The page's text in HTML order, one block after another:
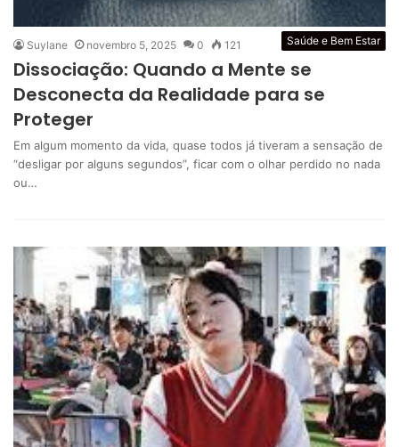
Saúde e Bem Estar
Suylane novembro 5, 2025 0 121
Dissociação: Quando a Mente se
Desconecta da Realidade para se
Proteger
Em algum momento da vida, quase todos já tiveram a sensação de
“desligar por alguns segundos”, ficar com o olhar perdido no nada
ou…